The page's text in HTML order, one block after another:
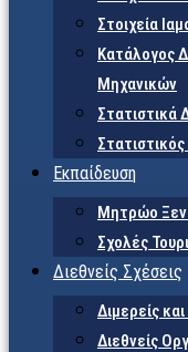
Στοιχεία
Κατάλογος
Μηχανικών
Στατιστικά
Εκπαίδευση
Μητρώο
Σχολές
Διεθνείς Σχέσεις
Διμερείς
Διεθνείς